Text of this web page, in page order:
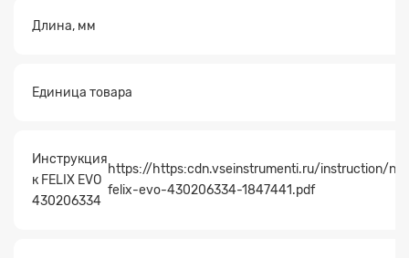
Длина, мм
Единица товара
Инструкция
к FELIX EVO
430206334
https://https:cdn.vseinstrumenti.ru/instruction/
felix-evo-430206334-1847441.pdf